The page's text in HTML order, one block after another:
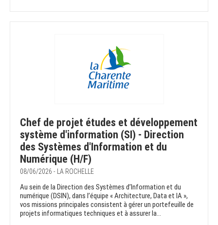
Chef de projet études et développement
système d'information (SI) - Direction
des Systèmes d'Information et du
Numérique (H/F)
08/06/2026 - LA ROCHELLE
Au sein de la Direction des Systèmes d’Information et du
numérique (DSIN), dans l’équipe « Architecture, Data et IA »,
vos missions principales consistent à gérer un portefeuille de
projets informatiques techniques et à assurer la...